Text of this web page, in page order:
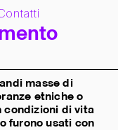
ento
masse di
etniche o
condizioni di vita
furono usati con